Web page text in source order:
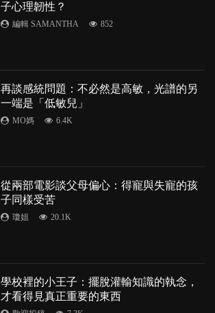
子心理韌性？
編輯 SAMANTHA 852
再談感統問題：不必然是高敏，光譜的另
一端是「低敏兒」
MO媽 6.4K
從兩部電影談父母偏心：得寵與失寵的孩
子同樣受苦
瓊姐 20.1K
學校裡的小王子：擺脫灌輸知識的執念，
才看得見真正重要的東西